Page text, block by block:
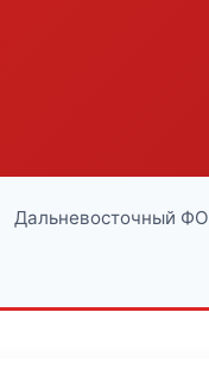
Дальневосточный ФО